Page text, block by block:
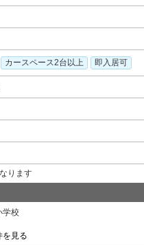
カースペース2台以上 即入居可
ります
学校
を見る